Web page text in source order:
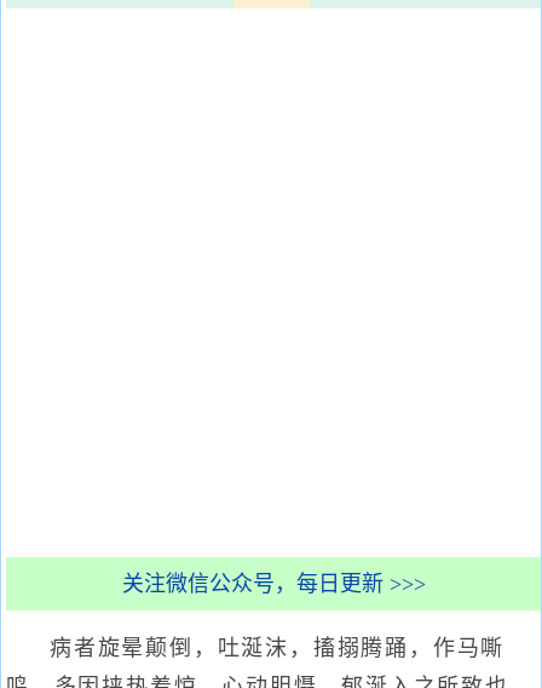
关注微信公众号，每日更新 >>>
病者旋晕颠倒，吐涎沫，搐搦腾踊，作马嘶